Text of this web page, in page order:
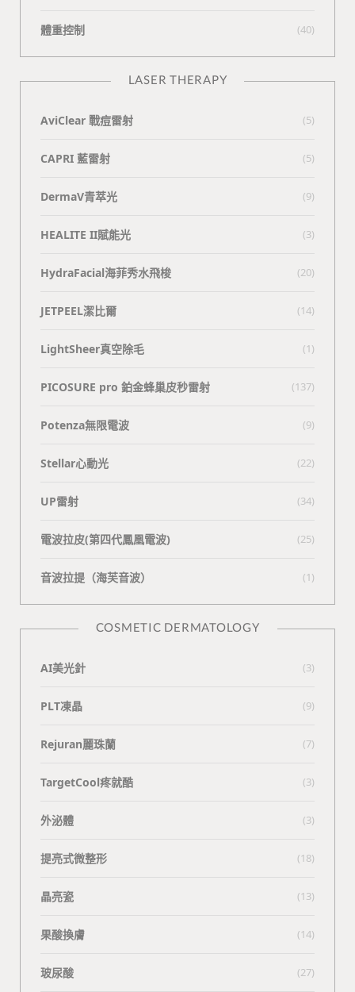
體重控制 (40)
LASER THERAPY
AviClear 戰痘雷射 (5)
CAPRI 藍雷射 (5)
DermaV青萃光 (9)
HEALITE II賦能光 (3)
HydraFacial海菲秀水飛梭 (20)
JETPEEL潔比爾 (14)
LightSheer真空除毛 (1)
PICOSURE pro 鉑金蜂巢皮秒雷射 (137)
Potenza無限電波 (9)
Stellar心動光 (22)
UP雷射 (34)
電波拉皮(第四代鳳凰電波) (25)
⾳波拉提（海芙⾳波） (1)
COSMETIC DERMATOLOGY
AI美光針 (3)
PLT凍晶 (9)
Rejuran麗珠蘭 (7)
TargetCool疼就酷 (3)
外泌體 (3)
提亮式微整形 (18)
晶亮瓷 (13)
果酸換膚 (14)
玻尿酸 (27)